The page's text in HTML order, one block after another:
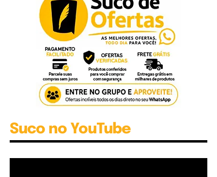
Suco no YouTube